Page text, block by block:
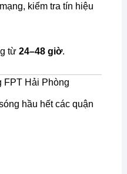
kiểm tra tín hiệu
từ 24–48 giờ.
FPT Hải Phòng
hầu hết các quận